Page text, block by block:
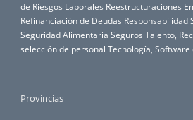
de Riesgos Laborales Reestructuraciones
Refinanciación de Deudas Responsabilidad
Seguridad Alimentaria Seguros Talento,
selección de personal Tecnología, Software
Provincias